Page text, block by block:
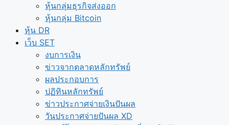
หุ้นกลุ่มธุรกิจส่งออก
หุ้นกลุ่ม Bitcoin
หุ้น DR
เว็บ SET
งบการเงิน
ข่าวจากตลาดหลักทรัพย์
ผลประกอบการ
ปฏิทินหลักทรัพย์
ข่าวประกาศจ่ายเงินปันผล
วันประกาศจ่ายปันผล XD